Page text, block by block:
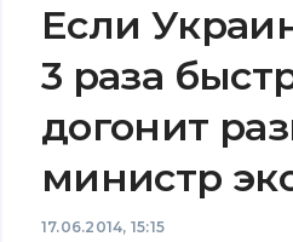
Если
3 раза
догонит
министр
17.06.2014, 15:15